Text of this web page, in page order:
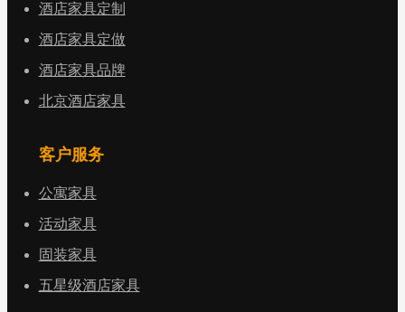
酒店家具定制
酒店家具定做
酒店家具品牌
北京酒店家具
客户服务
公寓家具
活动家具
固装家具
五星级酒店家具